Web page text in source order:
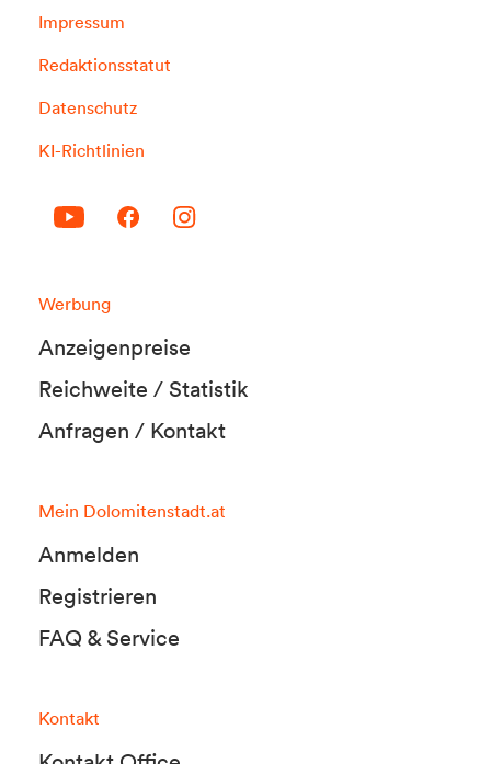
Impressum
Redaktionsstatut
Datenschutz
KI-Richtlinien
Werbung
Anzeigenpreise
Reichweite / Statistik
Anfragen / Kontakt
Mein Dolomitenstadt.at
Anmelden
Registrieren
FAQ & Service
Kontakt